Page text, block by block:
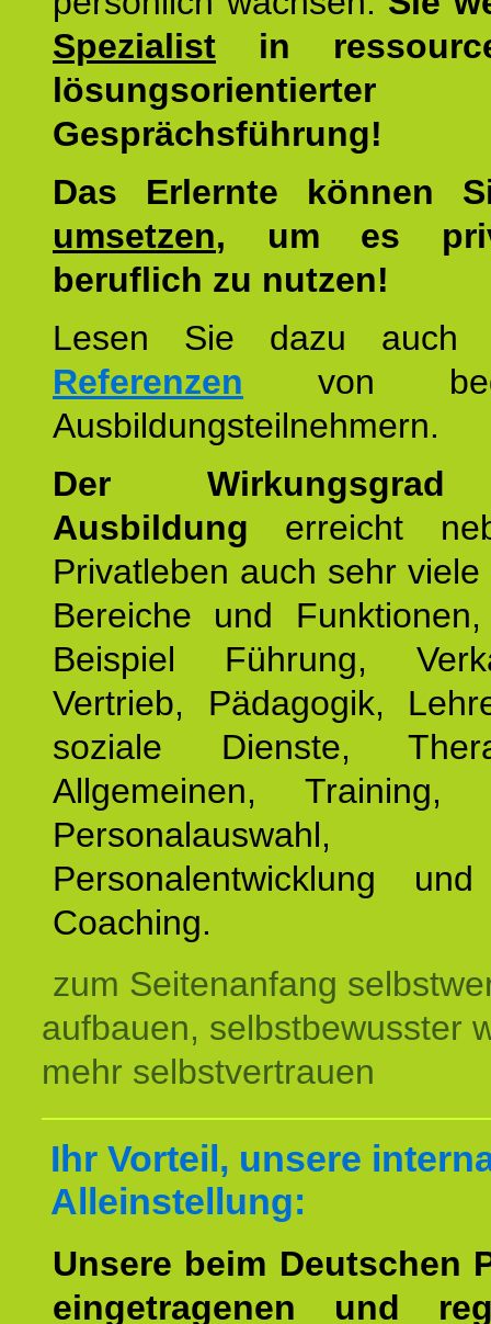
Spezialist in
lösungsorientierter
Gesprächsführung!
Das Erlernte können
umsetzen, um es
beruflich zu nutzen!
Lesen Sie dazu
Referenzen von
Ausbildungsteilnehmern.
Der
Ausbildung erreicht
Privatleben auch sehr
Bereiche und
Beispiel Führung,
Vertrieb, Pädagogik,
soziale Dienste,
Allgemeinen, Training,
Personalauswahl,
Personalentwicklung
Coaching.
zum Seitenanfang
aufbauen, selbstbewusster
mehr selbstvertrauen
Ihr Vorteil, unsere
Alleinstellung:
Unsere beim Deutschen
eingetragenen und